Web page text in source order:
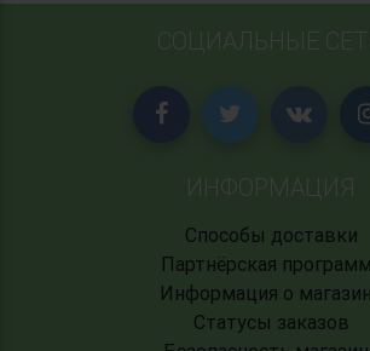
СОЦИАЛЬНЫЕ
ИНФОРМАЦИЯ
Способы доставки
Партнёрская
Информация о
Статусы заказов